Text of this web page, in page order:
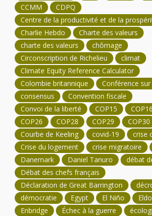
CCMM
CDPQ
Centre de la productivité et de la
Charlie Hebdo
Charte des valeurs
charte des valeurs
chômage
Circonscription de Richelieu
climat
Climate Equity Reference Calculator
Colombie britannique
Conférence
consensus
Convention fiscale
Convoi de la liberté
COP15 COP16
COP26
COP28 COP29
COP30
Courbe de Keeling
covid-19
crise
Crise du logement
crise migratoire
Danemark
Daniel Tanuro
débat
Débat des chefs français
Déclaration de Great Barrington
démocratie
Egypt El Niño
Enbridge
Échec à la guerre